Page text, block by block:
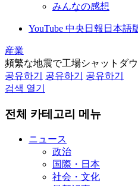
みんなの感想
YouTube 中央日報日本語
産業
頻繁な地震で工場シャットダ
공유하기
공유하기
공유하기
검색 열기
전체 카테고리 메뉴
ニュース
政治
国際・日本
社会・文化